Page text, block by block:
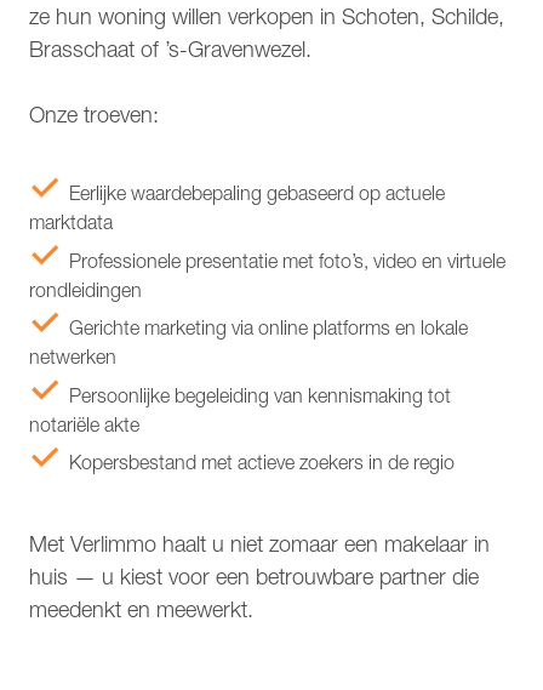
ze hun woning willen verkopen in Schoten, Schilde,
Brasschaat of ’s-Gravenwezel.
Onze troeven:
Eerlijke waardebepaling gebaseerd op actuele
marktdata
Professionele presentatie met foto’s, video en virtuele
rondleidingen
Gerichte marketing via online platforms en lokale
netwerken
Persoonlijke begeleiding van kennismaking tot
notariële akte
Kopersbestand met actieve zoekers in de regio
Met Verlimmo haalt u niet zomaar een makelaar in
huis — u kiest voor een betrouwbare partner die
meedenkt en meewerkt.